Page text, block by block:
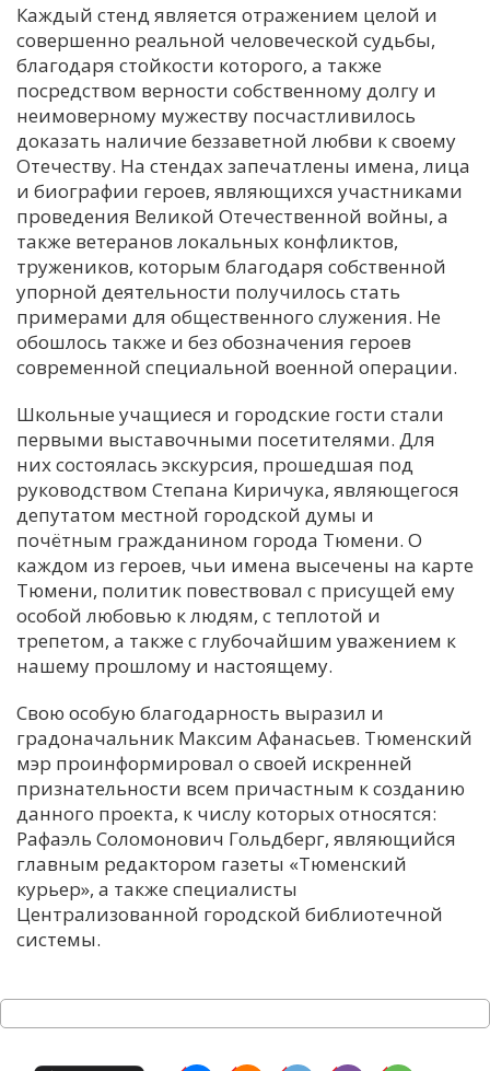
Каждый стенд является отражением целой и
совершенно реальной человеческой судьбы,
благодаря стойкости которого, а также
посредством верности собственному долгу и
неимоверному мужеству посчастливилось
доказать наличие беззаветной любви к своему
Отечеству. На стендах запечатлены имена, лица
и биографии героев, являющихся участниками
проведения Великой Отечественной войны, а
также ветеранов локальных конфликтов,
тружеников, которым благодаря собственной
упорной деятельности получилось стать
примерами для общественного служения. Не
обошлось также и без обозначения героев
современной специальной военной операции.
Школьные учащиеся и городские гости стали
первыми выставочными посетителями. Для
них состоялась экскурсия, прошедшая под
руководством Степана Киричука, являющегося
депутатом местной городской думы и
почётным гражданином города Тюмени. О
каждом из героев, чьи имена высечены на карте
Тюмени, политик повествовал с присущей ему
особой любовью к людям, с теплотой и
трепетом, а также с глубочайшим уважением к
нашему прошлому и настоящему.
Свою особую благодарность выразил и
градоначальник Максим Афанасьев. Тюменский
мэр проинформировал о своей искренней
признательности всем причастным к созданию
данного проекта, к числу которых относятся:
Рафаэль Соломонович Гольдберг, являющийся
главным редактором газеты «Тюменский
курьер», а также специалисты
Централизованной городской библиотечной
системы.